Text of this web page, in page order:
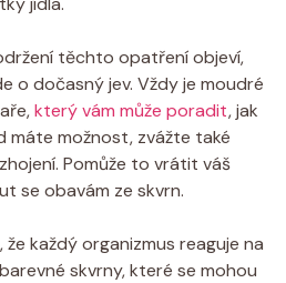
těchto opatření objeví,
o dočasný jev. Vždy je moudré
který vám může poradit, jak
máte možnost, zvážte také
Pomůže to vrátit váš
se obavám ze skvrn.
každý organizmus reaguje na
skvrny, které se mohou